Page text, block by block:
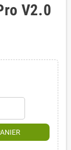
V2.0